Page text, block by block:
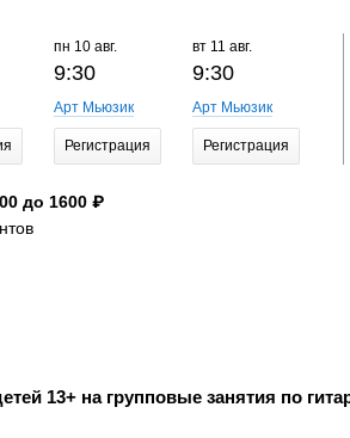
пн 10 авг.
9:30
Арт Мьюзик
Регистрация
вт 11 авг.
9:30
Арт Мьюзик
Регистрация
до 1600 ₽
13+ на групповые занятия по